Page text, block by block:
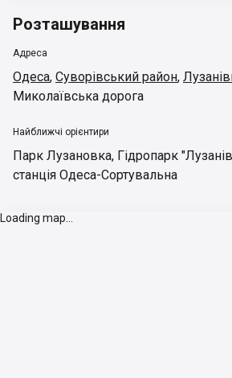
Розташування
Адреса
Одеса, Суворівський район,
Миколаївська дорога
Найближчі орієнтири
Парк Лузановка, Гідропарк
станція Одеса-Сортувальна
Loading map...